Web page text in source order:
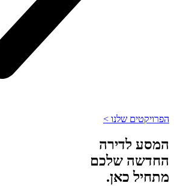
הפרויקטים שלנו >
המסע לדירה
החדשה שלכם
מתחיל כאן.